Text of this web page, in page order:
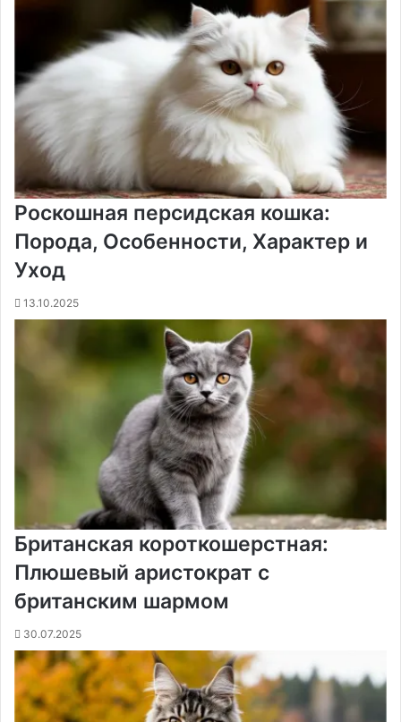
Роскошная персидская кошка:
Порода, Особенности, Характер и
Уход
13.10.2025
Британская короткошерстная:
Плюшевый аристократ с
британским шармом
30.07.2025